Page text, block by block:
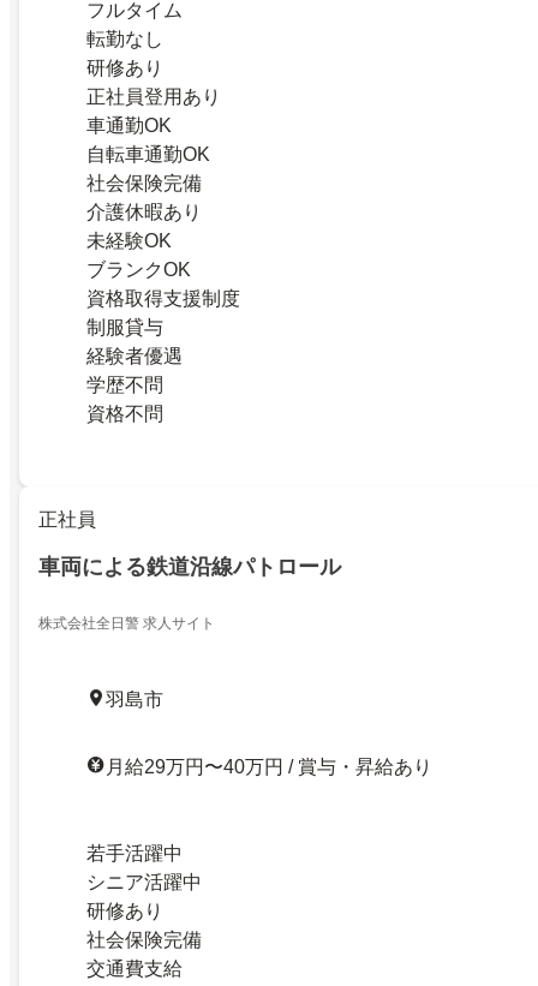
フルタイム
転勤なし
研修あり
正社員登用あり
車通勤OK
自転車通勤OK
社会保険完備
介護休暇あり
未経験OK
ブランクOK
資格取得支援制度
制服貸与
経験者優遇
学歴不問
資格不問
正社員
車両による鉄道沿線パトロール
株式会社全日警 求人サイト
羽島市
月給29万円〜40万円 / 賞与・昇給あり
若手活躍中
シニア活躍中
研修あり
社会保険完備
交通費支給